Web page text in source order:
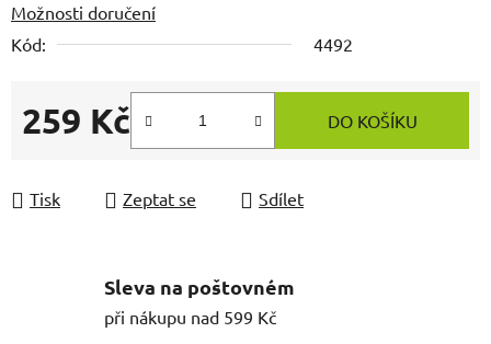
Možnosti doručení
Kód:
4492
259 Kč DO KOŠÍKU
Tisk Zeptat se Sdílet
Sleva na poštovném
při nákupu nad 599 Kč